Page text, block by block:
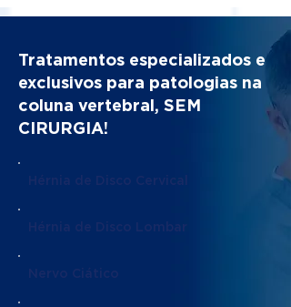
Tratamentos especializados e
exclusivos para patologias na
coluna vertebral, SEM
CIRURGIA!
Hérnia de Disco Cervical
Hérnia de Disco Lombar
Nervo Ciático